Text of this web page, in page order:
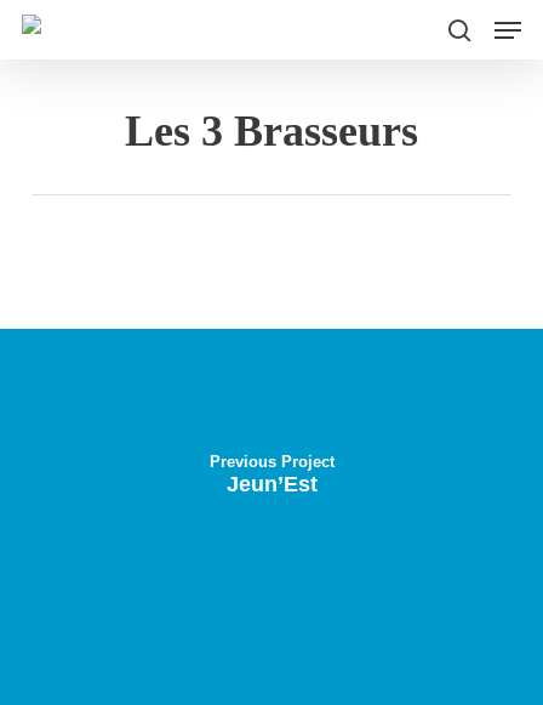
Skip
Les 3 Brasseurs
Previous Project
Jeun’Est